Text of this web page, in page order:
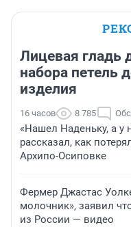
Лицевая гладь
набора петель
изделия
16 часов 8 785
«Нашел Наденьку, а у
рассказал, как
Архипо-Осиповке
Фермер Джастас
молочник», заявил
из России — видео